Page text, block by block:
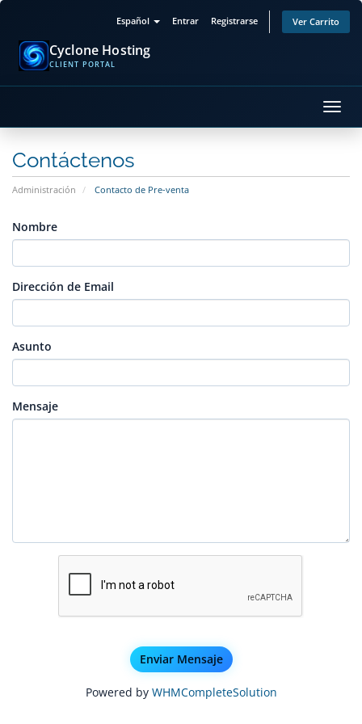
Español Entrar Registrarse Ver Carrito
Cyclone Hosting
CLIENT PORTAL
Contáctenos
Administración Contacto de Pre-venta
Nombre
Dirección de Email
Asunto
Mensaje
Enviar Mensaje
Powered by WHMCompleteSolution